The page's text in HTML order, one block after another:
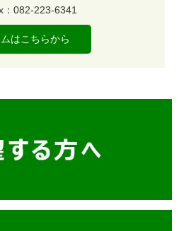
：082-223-6341
はこちらから